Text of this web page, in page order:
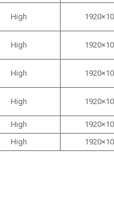
High
High
High
High
High
High